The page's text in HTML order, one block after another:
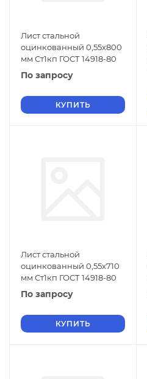
Лист стальной
оцинкованный 0,55х800
мм Ст1кп ГОСТ 14918-80
По запросу
КУПИТЬ
Лист стальной
оцинкованный 0,55х710
мм Ст1кп ГОСТ 14918-80
По запросу
КУПИТЬ